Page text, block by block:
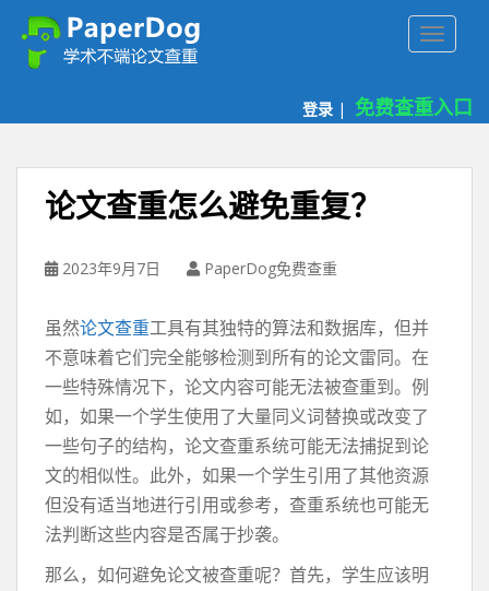
登录 | 免费查重入口
论文查重怎么避免重复？
2023年9月7日 PaperDog免费查重
虽然论文查重工具有其独特的算法和数据库，但并
不意味着它们完全能够检测到所有的论文雷同。在
一些特殊情况下，论文内容可能无法被查重到。例
如，如果一个学生使用了大量同义词替换或改变了
一些句子的结构，论文查重系统可能无法捕捉到论
文的相似性。此外，如果一个学生引用了其他资源
但没有适当地进行引用或参考，查重系统也可能无
法判断这些内容是否属于抄袭。
那么，如何避免论文被查重呢？首先，学生应该明